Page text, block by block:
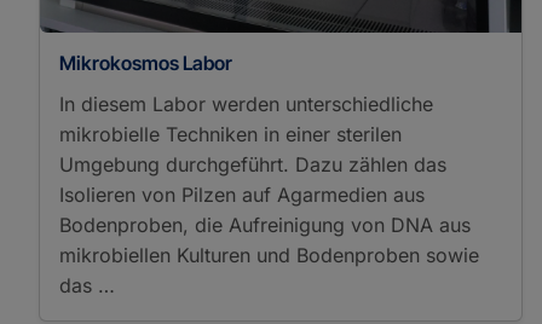
Mikrokosmos Labor
In diesem Labor werden unterschiedliche
mikrobielle Techniken in einer sterilen
Umgebung durchgeführt. Dazu zählen das
Isolieren von Pilzen auf Agarmedien aus
Bodenproben, die Aufreinigung von DNA aus
mikrobiellen Kulturen und Bodenproben sowie
das …